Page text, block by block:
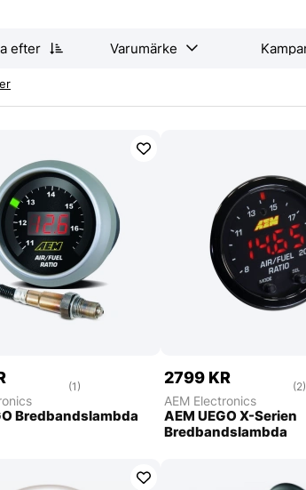
efter Varumärke
(1)
Bredbandslambda
2799 KR (2)
AEM Electronics
AEM UEGO X-Serien
Bredbandslambda